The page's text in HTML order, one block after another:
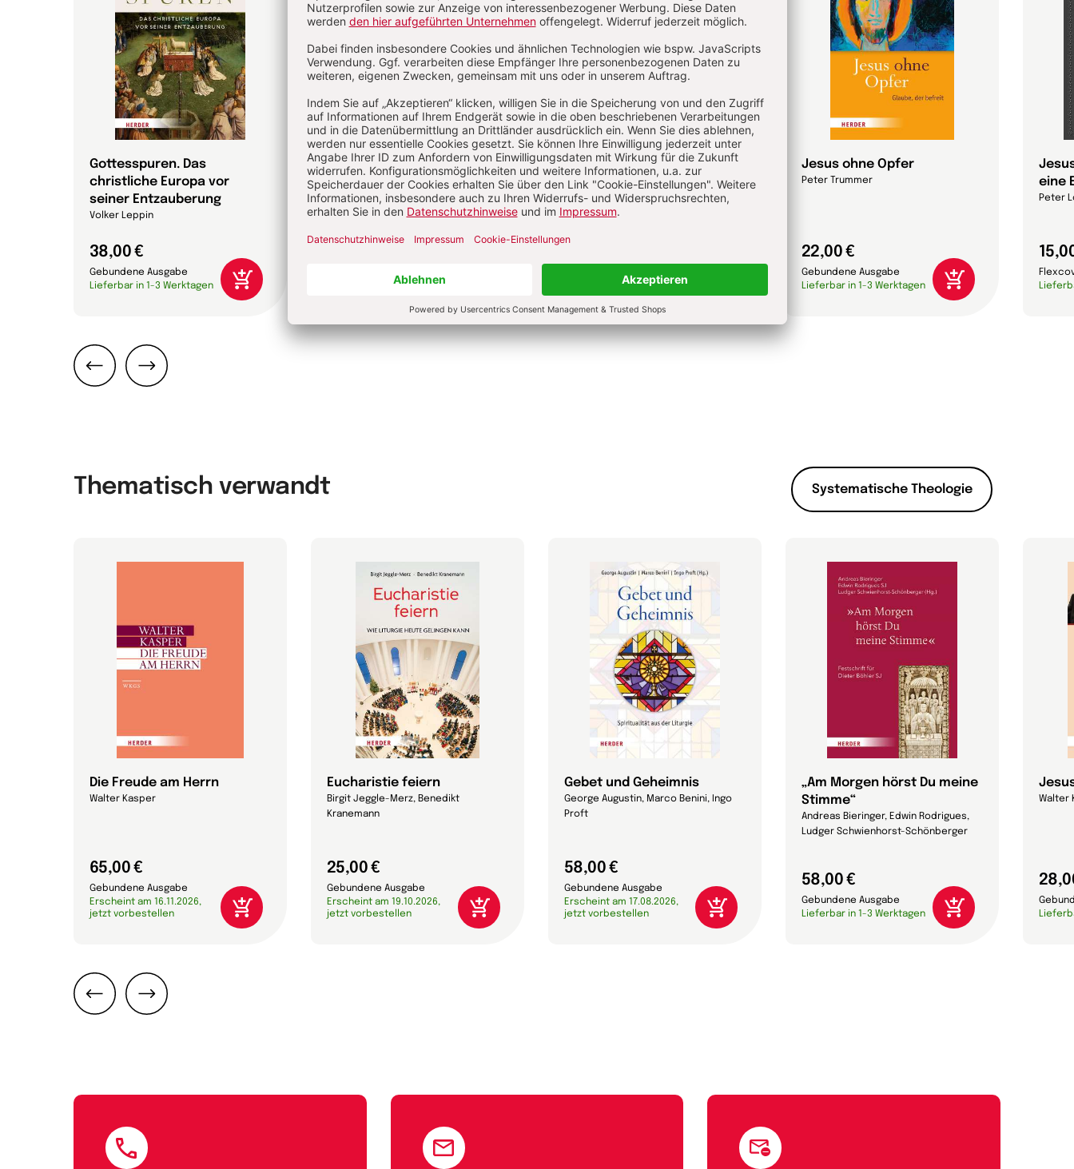
Gottesspuren. Das
christliche Europa vor
seiner Entzauberung
Volker Leppin
38,00 €
Gebundene Ausgabe
Lieferbar in 1-3 Werktagen
Die ignorierten Frauen der
Bibel
Annette Jantzen
Lieferbar in 1-3 Werktagen
Ausverkauf des Konzils
Jan-Heiner Tück
Lieferbar in 1-3 Werktagen
Jesus ohne Opfer
Peter Trummer
22,00 €
Gebundene Ausgabe
Lieferbar in 1-3 Werktagen
eine
Peter
Thematisch verwandt Systematische Theologie
Die Freude am Herrn
Walter Kasper
65,00 €
Gebundene Ausgabe
Erscheint am 16.11.2026,
jetzt vorbestellen
Eucharistie feiern
Birgit Jeggle-Merz, Benedikt
Kranemann
25,00 €
Gebundene Ausgabe
Erscheint am 19.10.2026,
jetzt vorbestellen
Gebet und Geheimnis
George Augustin, Marco Benini, Ingo
Proft
58,00 €
Gebundene Ausgabe
Erscheint am 17.08.2026,
jetzt vorbestellen
„Am Morgen hörst Du meine
Stimme“
Andreas Bieringer, Edwin Rodrigues,
Ludger Schwienhorst-Schönberger
58,00 €
Gebundene Ausgabe
Lieferbar in 1-3 Werktagen
Walter